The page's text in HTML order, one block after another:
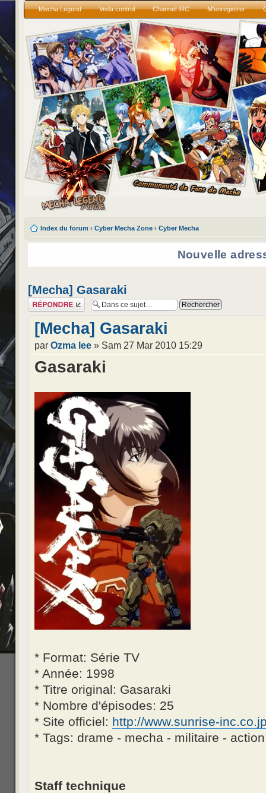
Mecha Legend Veda control Channel IRC M’enregistrer
Index du forum ‹ Cyber Mecha Zone ‹ Cyber Mecha
Nouvelle
[Mecha] Gasaraki
Répondre
[Mecha] Gasaraki
par Ozma lee » Sam 27 Mar 2010 15:29
Gasaraki
* Format: Série TV
* Année: 1998
* Titre original: Gasaraki
* Nombre d'épisodes: 25
* Site officiel: http://www.sunrise-
* Tags: drame - mecha - militaire -
Staff technique